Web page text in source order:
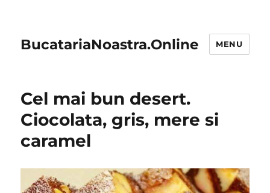
BucatariaNoastra.Online MENU
Cel mai bun desert.
Ciocolata, gris, mere si
caramel